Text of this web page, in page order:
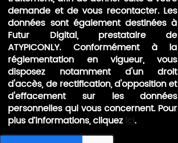
demande et de vous recontacter. Les
données sont également destinées à
Futur Digital, prestataire de
ATYPICONLY. Conformément à la
réglementation en vigueur, vous
disposez notamment d'un droit
d'accès, de rectification, d'opposition et
d'effacement sur les données
personnelles qui vous concernent. Pour
plus d’informations, cliquezici.